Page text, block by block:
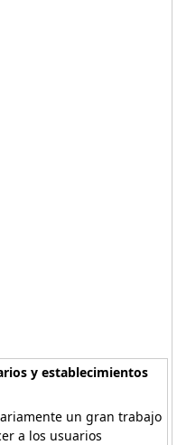
y establecimientos
un gran trabajo
a los usuarios